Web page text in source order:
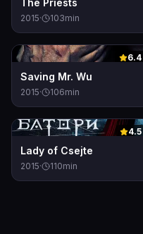
The Priests
2015· 103min
0 6.4
Saving Mr. Wu
2015· 106min
0 4.5
Lady of Csejte
2015· 110min